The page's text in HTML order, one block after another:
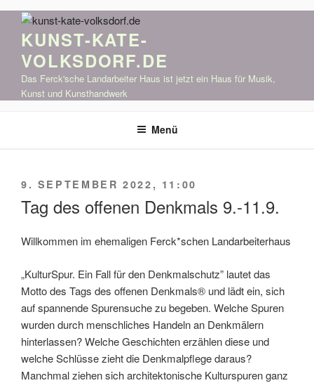
Zum
Inhalt
springenKUNST-KATE-
VOLKSDORF.DE
Das Ferck'sche Landarbeiter Haus ist jetzt ein Haus für Musik,
Kunst und Kunsthandwerk
Menü
VERÖFFENTLICHT
AM
9. SEPTEMBER 2022, 11:00
Tag des offenen Denkmals 9.-11.9.
Willkommen im ehemaligen Ferck*schen Landarbeiterhaus
„KulturSpur. Ein Fall für den Denkmalschutz” lautet das
Motto des Tags des offenen Denkmals® und lädt ein, sich
auf spannende Spurensuche zu begeben. Welche Spuren
wurden durch menschliches Handeln an Denkmälern
hinterlassen? Welche Geschichten erzählen diese und
welche Schlüsse zieht die Denkmalpflege daraus?
Manchmal ziehen sich architektonische Kulturspuren ganz